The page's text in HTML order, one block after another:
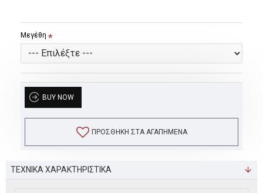
Μεγέθη
BUY NOW
ΠΡΟΣΘΉΚΗ ΣΤΑ ΑΓΑΠΗΜΈΝΑ
ΤΕΧΝΙΚΑ ΧΑΡΑΚΤΗΡΙΣΤΙΚΑ